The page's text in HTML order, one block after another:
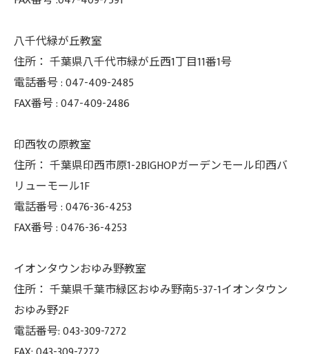
八千代緑が丘教室
住所： 千葉県八千代市緑が丘西1丁目11番1号
電話番号 :047-409-2485
FAX番号 :047-409-2486
印西牧の原教室
住所： 千葉県印西市原1-2BIGHOPガーデンモール印西バ
リューモール1F
電話番号 :0476-36-4253
FAX番号 :0476-36-4253
イオンタウンおゆみ野教室
住所： 千葉県千葉市緑区おゆみ野南5-37-1イオンタウン
おゆみ野2F
電話番号: 043-309-7272